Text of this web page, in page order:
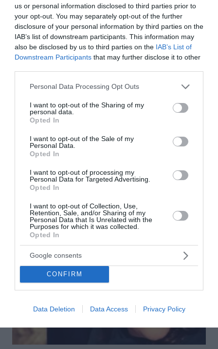
us or personal information disclosed to third parties prior to
your opt-out. You may separately opt-out of the further
disclosure of your personal information by third parties on the
IAB’s list of downstream participants. This information may
also be disclosed by us to third parties on the IAB’s List of
Downstream Participants that may further disclose it to other
Please note that this website/app uses one or more Google
not limited to your visit or usage behaviour. You may click to
grant or deny consent to Google and its third-party tags to
use your data for below specified purposes in below Google
consent section.
Personal Data Processing Opt Outs
I want to opt-out of the Sharing of my
personal data.
Opted In
I want to opt-out of the Sale of my
Personal Data.
Opted In
I want to opt-out of processing my
Personal Data for Targeted Advertising.
Opted In
I want to opt-out of Collection, Use,
Retention, Sale, and/or Sharing of my
Personal Data that Is Unrelated with the
Purposes for which it was collected.
Opted In
Google consents
CONFIRM
Data Deletion Data Access Privacy Policy
Τηλεφώνημα για βόμβα στα γραφεία της Νέας
Δημοκρατίας στην Πειραιώς
Συναγερμός έχει σημάνει στις Αρχές έπειτα από
τηλεφώνημα για βόμβα στα κεντρικά γραφεία της Νέας
Δημοκρατίας στην οδό Πειραιώς στο Μοσχάτο. Η
Αστυν...
03 Μαΐου 2023